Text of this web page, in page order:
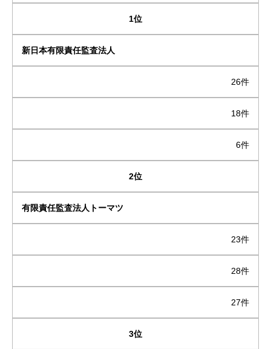
1位
新日本有限責任監査法人
26件
18件
6件
2位
有限責任監査法人トーマツ
23件
28件
27件
3位